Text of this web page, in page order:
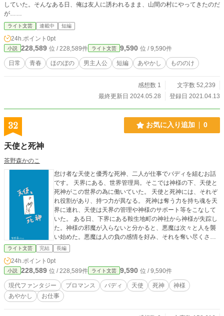
していた。そんなある日、俺は友人に誘われるまま、山間の村にやってきたのだ
が……
ライト文芸 連載中 短編
24h.ポイント 0pt
小説 228,589 位 / 228,589件 ライト文芸 9,590 位 / 9,590件
日常 青春 ほのぼの 男主人公 短編 あやかし もののけ
感想数 1
文字数 52,239
最終更新日 2024.05.28
登録日 2021.04.13
32 お気に入り追加 0
天使と死神
茶野森かのこ
怠け者な天使と優秀な死神、二人が仕事でバディを組むお話
です。 天界にある、世界管理局。そこでは神様の下、天使と
死神がこの世界の為に働いていた。 天使と死神には、それぞ
れ役割があり、持つ力が異なる。 死神は奪う力を持ち魂を天
界に連れ、天使は天界の管理や神様のサポート等をこなして
いた。 ある日、下界にある鞍生地町の神社から神様が失踪し
た。神様の邪魔が入らないと分かると、悪魔は次々と人を襲
い始めた。悪魔は人の負の感情を好み、それを奪い尽くされ
ると人は命を落としてしまう。 早く神様を探さなくてはなら
ない。 そこで白羽の矢が立ったのが、天界では優秀と有名な
死神の青年フウガと、怠け者で有名な天使の青年アリアだっ
た。 二人は、神様探しの傍ら悪魔に対抗すべく、共に仕事を
こなす事に。 森のような神社、神様と桜の人、変わっていく
町の中で変わらないもの。 次第に、自分の存在理由を感じ始
めるアリアと、与えられた役割以上の気持ちを知り始めるフ
ライト文芸 完結 長編
24h.ポイント 0pt
小説 228,589 位 / 228,589件 ライト文芸 9,590 位 / 9,590件
現代ファンタジー ブロマンス バディ 天使 死神
神様
あやかし
お仕事